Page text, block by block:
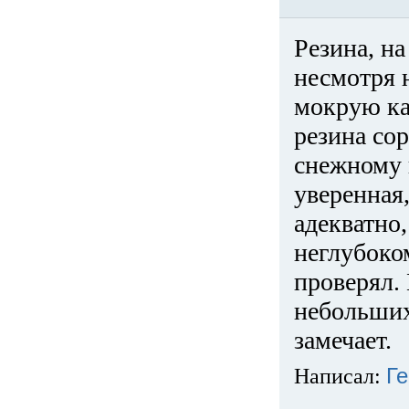
Резина,
несмотря
мокрую
резина
снежному
замечает.
Написал: